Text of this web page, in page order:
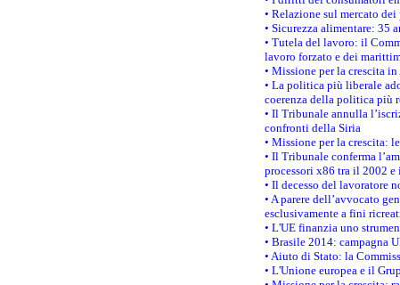
• Relazione sul mercato
• Sicurezza alimentare: 35
• Tutela del lavoro: il
lavoro forzato e dei
• Missione per la crescita
• La politica più liberale
coerenza della politica più
• Il Tribunale annulla
confronti della Siria
• Missione per la crescita:
• Il Tribunale conferma
processori x86 tra il 2002 e
• Il decesso del lavoratore
• A parere dell’avvocato
esclusivamente a fini
• L'UE finanzia uno
• Brasile 2014: campagna
• Aiuto di Stato: la
• L'Unione europea e il